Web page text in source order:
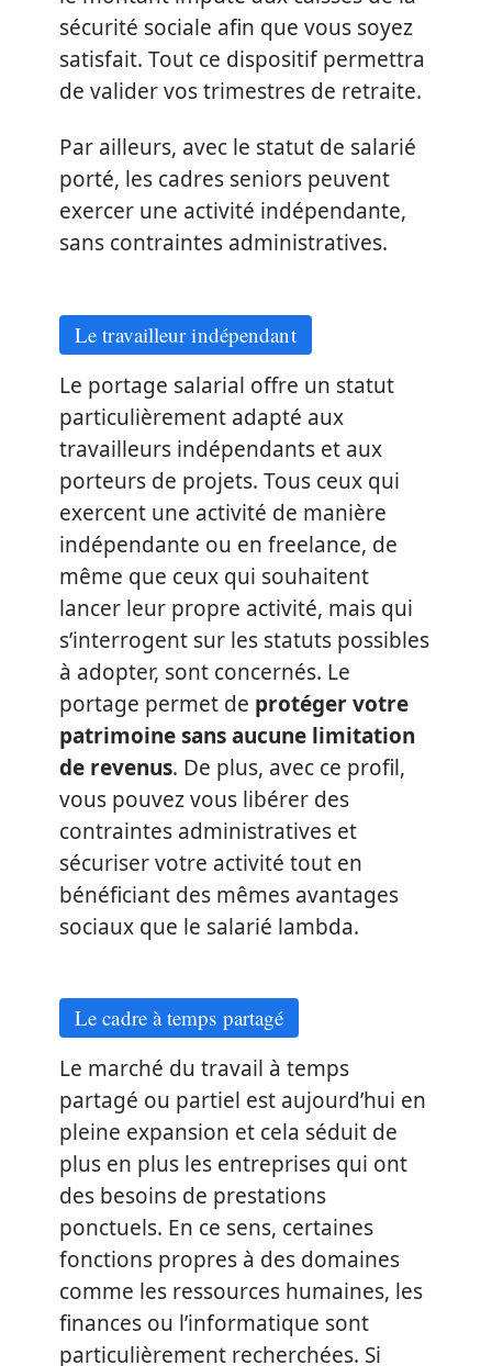
sécurité sociale afin que vous soyez
satisfait. Tout ce dispositif permettra
de valider vos trimestres de retraite.
Par ailleurs, avec le statut de salarié
porté, les cadres seniors peuvent
exercer une activité indépendante,
sans contraintes administratives.
Le travailleur indépendant
Le portage salarial offre un statut
particulièrement adapté aux
travailleurs indépendants et aux
porteurs de projets. Tous ceux qui
exercent une activité de manière
indépendante ou en freelance, de
même que ceux qui souhaitent
lancer leur propre activité, mais qui
s’interrogent sur les statuts possibles
à adopter, sont concernés. Le
portage permet de protéger votre
patrimoine sans aucune limitation
de revenus. De plus, avec ce profil,
vous pouvez vous libérer des
contraintes administratives et
sécuriser votre activité tout en
bénéficiant des mêmes avantages
sociaux que le salarié lambda.
Le cadre à temps partagé
Le marché du travail à temps
partagé ou partiel est aujourd’hui en
pleine expansion et cela séduit de
plus en plus les entreprises qui ont
des besoins de prestations
ponctuels. En ce sens, certaines
fonctions propres à des domaines
comme les ressources humaines, les
finances ou l’informatique sont
particulièrement recherchées. Si